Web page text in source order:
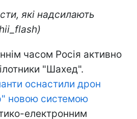
які надсилають
часом Росія активно
"Шахед".
оснастили дрон
новою системою
електронним